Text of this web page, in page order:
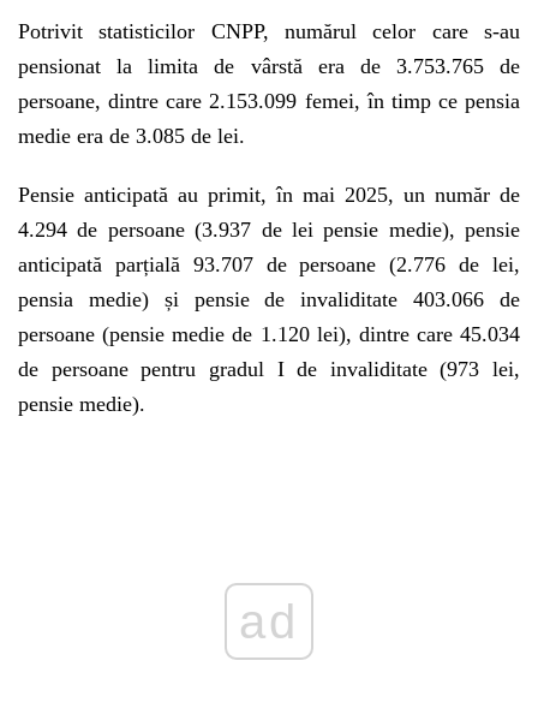
Potrivit statisticilor CNPP, numărul celor care s-au
pensionat la limita de vârstă era de 3.753.765 de
persoane, dintre care 2.153.099 femei, în timp ce pensia
medie era de 3.085 de lei.
Pensie anticipată au primit, în mai 2025, un număr de
4.294 de persoane (3.937 de lei pensie medie), pensie
anticipată parțială 93.707 de persoane (2.776 de lei,
pensia medie) și pensie de invaliditate 403.066 de
persoane (pensie medie de 1.120 lei), dintre care 45.034
de persoane pentru gradul I de invaliditate (973 lei,
pensie medie).